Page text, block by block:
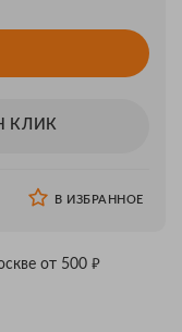
КЛИК
В ИЗБРАННОЕ
от 500 ₽